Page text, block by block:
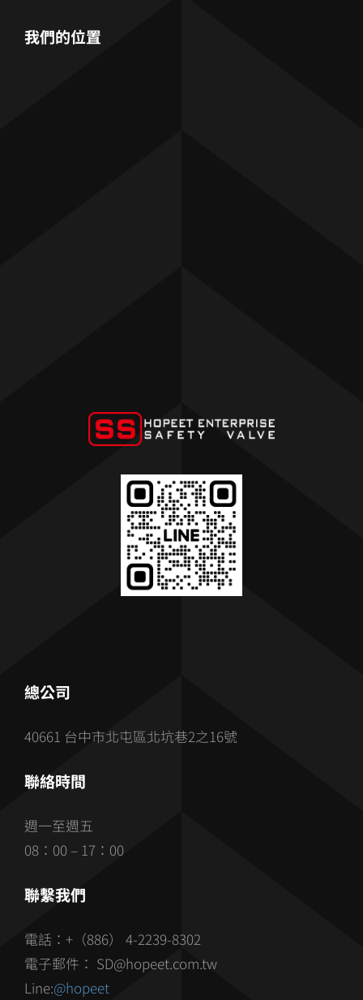
我們的位置
總公司
40661 台中市北屯區北坑巷2之16號
聯絡時間
週一至週五
08：00 – 17：00
聯繫我們
電話：+（886） 4-2239-8302
電子郵件： SD@hopeet.com.tw
Line:@hopeet